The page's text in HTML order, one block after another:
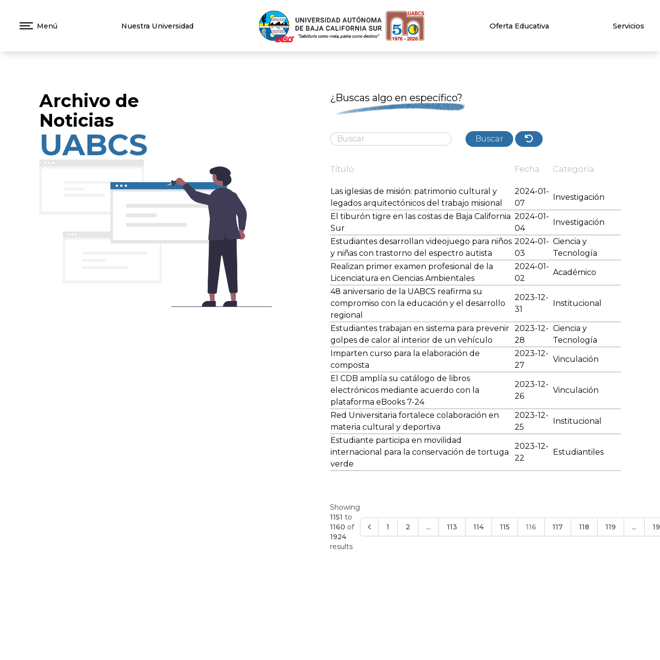
Menú Nuestra Universidad Oferta Educativa Servicios
Archivo de
Noticias
UABCS
¿Buscas algo en específico?
Buscar
Título Fecha Categoría
Las iglesias de misión: patrimonio cultural y
legados arquitectónicos del trabajo misional
2024-01-
07
Investigación
El tiburón tigre en las costas de Baja California
Sur
2024-01-
04
Investigación
Estudiantes desarrollan videojuego para niños
y niñas con trastorno del espectro autista
2024-01-
03
Ciencia y
Tecnología
Realizan primer examen profesional de la
Licenciatura en Ciencias Ambientales
2024-01-
02
Académico
48 aniversario de la UABCS reafirma su
compromiso con la educación y el desarrollo
regional
2023-12-
31
Institucional
Estudiantes trabajan en sistema para prevenir
golpes de calor al interior de un vehículo
2023-12-
28
Ciencia y
Tecnología
Imparten curso para la elaboración de
composta
2023-12-
27
Vinculación
El CDB amplía su catálogo de libros
electrónicos mediante acuerdo con la
plataforma eBooks 7-24
2023-12-
26
Vinculación
Red Universitaria fortalece colaboración en
materia cultural y deportiva
2023-12-
25
Institucional
Estudiante participa en movilidad
internacional para la conservación de tortuga
verde
2023-12-
22
Estudiantiles
Showing
1151 to
1160 of
1924
results
1 2 ... 113 114 115 116 117 118 119 ...